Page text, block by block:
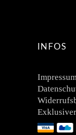
INFOS
Impressum